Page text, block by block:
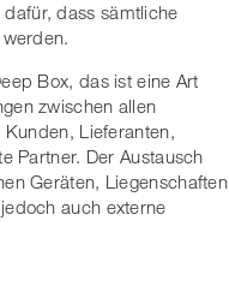
dass sämtliche
Box, das ist eine Art
zwischen allen
Lieferanten,
Partner. Der Austausch
Geräten, Liegenschaften
auch externe